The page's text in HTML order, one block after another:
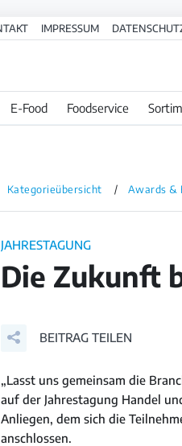
IMPRESSUM
E-Food Foodservice
Kategorieübersicht Awards &
JAHRESTAGUNG
Die Zukunft
BEITRAG TEILEN
„Lasst uns gemeinsam die
auf der Jahrestagung Handel
Anliegen, dem sich die
anschlossen.